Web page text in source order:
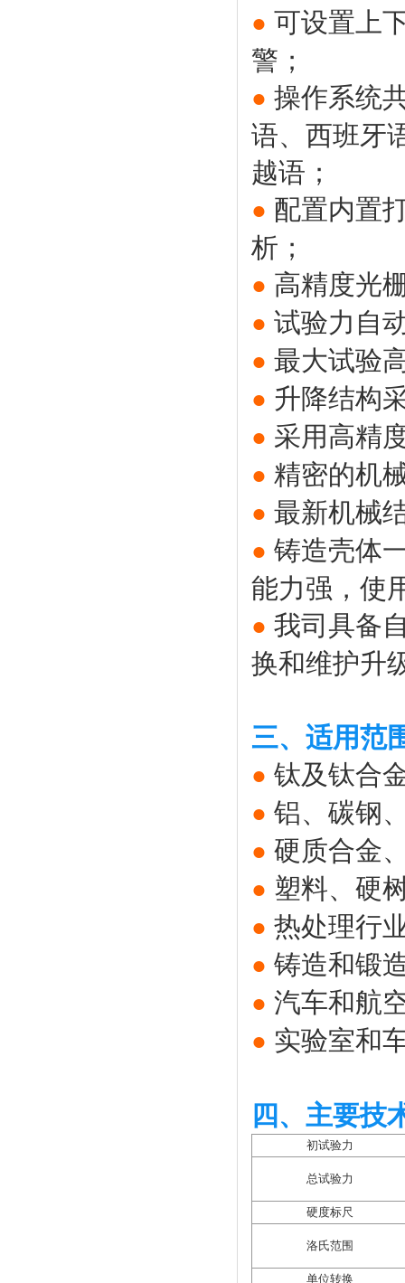
● 可设置上
警；
● 操作系统
语、西班牙
越语；
● 配置内置
析；
● 高精度光
● 试验力自
● 最大试验
● 升降结构
● 采用高精
● 精密的机
● 最新机械
● 铸造壳体
能力强，使
● 我司具备
换和维护升
三、适用范
● 钛及钛合
● 铝、碳钢
● 硬质合金
● 塑料、硬
● 热处理行
● 铸造和锻
● 汽车和航
● 实验室和
四、主要技
初试验力
总试验力
硬度标尺
洛氏范围
单位转换